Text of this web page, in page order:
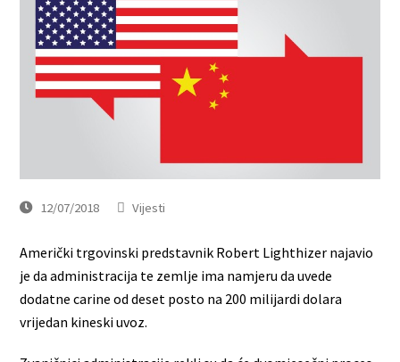
12/07/2018 Vijesti
Američki trgovinski predstavnik Robert Lighthizer najavio
je da administracija te zemlje ima namjeru da uvede
dodatne carine od deset posto na 200 milijardi dolara
vrijedan kineski uvoz.